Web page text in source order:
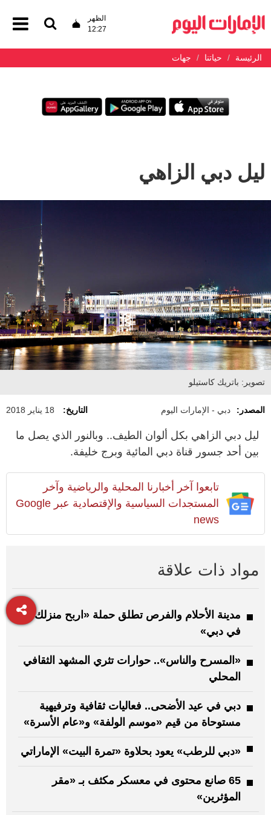
الظهر
12:27
الرئيسة حياتنا جهات
ليل دبي الزاهي
تصوير: باتريك كاستيلو
المصدر: دبي - الإمارات اليوم التاريخ: 18 يناير 2018
ليل دبي الزاهي بكل ألوان الطيف.. وبالنور الذي يصل ما
بين أحد جسور قناة دبي المائية وبرج خليفة.
تابعوا آخر أخبارنا المحلية والرياضية وآخر
المستجدات السياسية والإقتصادية عبر Google
news
مواد ذات علاقة
مدينة الأحلام والفرص تطلق حملة «اربح منزلك
في دبي»
«المسرح والناس».. حوارات تثري المشهد الثقافي
المحلي
دبي في عيد الأضحى.. فعاليات ثقافية وترفيهية
مستوحاة من قيم «موسم الولفة» و«عام الأسرة»
«دبي للرطب» يعود بحلاوة «تمرة البيت» الإماراتي
65 صانع محتوى في معسكر مكثف بـ «مقر
المؤثرين»